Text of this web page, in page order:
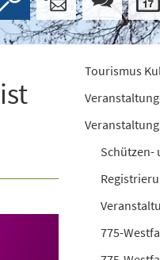
Tourismus
Schützen-
775-